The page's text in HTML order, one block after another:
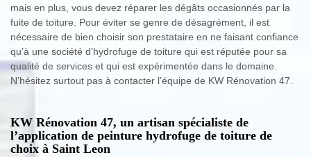
mais en plus, vous devez réparer les dégâts occasionnés par la
fuite de toiture. Pour éviter se genre de désagrément, il est
nécessaire de bien choisir son prestataire en ne faisant confiance
qu’à une société d’hydrofuge de toiture qui est réputée pour sa
qualité de services et qui est expérimentée dans le domaine.
N’hésitez surtout pas à contacter l’équipe de KW Rénovation 47.
KW Rénovation 47, un artisan spécialiste de
l’application de peinture hydrofuge de toiture de
choix à Saint Leon